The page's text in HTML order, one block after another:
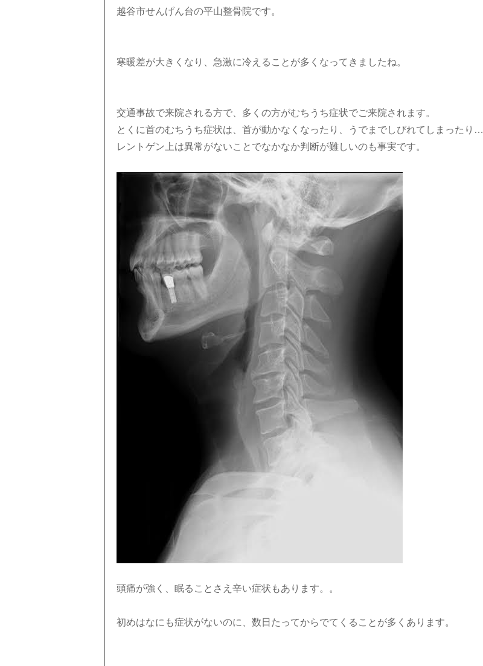
越谷市せんげん台の平山整骨院です。
寒暖差が大きくなり、急激に冷えることが多くなってきましたね。
交通事故で来院される方で、多くの方がむちうち症状でご来院されます。
とくに首のむちうち症状は、首が動かなくなったり、うでまでしびれてしまったり…
レントゲン上は異常がないことでなかなか判断が難しいのも事実です。
頭痛が強く、眠ることさえ辛い症状もあります。。
初めはなにも症状がないのに、数日たってからでてくることが多くあります。